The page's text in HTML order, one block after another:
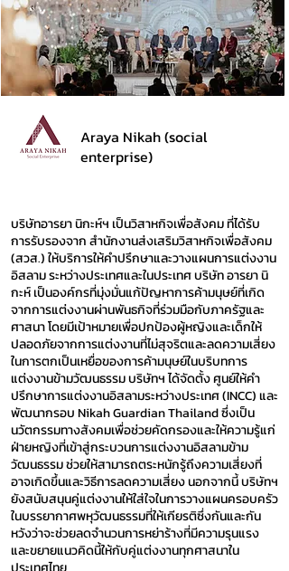
Araya Nikah (social
enterprise)
บริษัทอารยา นิกะห์ฯ เป็นวิสาหกิจเพื่อสังคม ที่ได้รับ
การรับรองจาก สำนักงานส่งเสริมวิสาหกิจเพื่อสังคม
(สวส.) ให้บริการให้คำปรึกษาและวางแผนการแต่งงาน
อิสลาม ระหว่างประเทศและในประเทศ บริษัท อารยา นิ
กะห์ เป็นองค์กรที่มุ่งมั่นแก้ปัญหาการค้ามนุษย์ที่เกิด
จากการแต่งงานผ่านพันธกิจที่ร่วมมือกับภาครัฐและ
ศาสนา โดยมีเป้าหมายเพื่อปกป้องผู้หญิงและเด็กให้
ปลอดภัยจากการแต่งงานที่ไม่สุจริตและลดความเสี่ยง
ในการตกเป็นเหยื่อของการค้ามนุษย์ในบริบทการ
แต่งงานข้ามวัฒนธรรม บริษัทฯ ได้จัดตั้ง ศูนย์ให้คำ
ปรึกษาการแต่งงานอิสลามระหว่างประเทศ (INCC) และ
พัฒนากรอบ Nikah Guardian Thailand ซึ่งเป็น
นวัตกรรมทางสังคมเพื่อช่วยคัดกรองและให้ความรู้แก่
ฝ่ายหญิงที่เข้าสู่กระบวนการแต่งงานอิสลามข้าม
วัฒนธรรม ช่วยให้สามารถตระหนักรู้ถึงความเสี่ยงที่
อาจเกิดขึ้นและวิธีการลดความเสี่ยง นอกจากนี้ บริษัทฯ
ยังสนับสนุนคู่แต่งงานให้ใส่ใจในการวางแผนครอบครัว
ในบรรยากาศพหุวัฒนธรรมที่ให้เกียรติซึ่งกันและกัน
หวังว่าจะช่วยลดจำนวนการหย่าร้างที่มีความรุนแรง
และขยายแนวคิดนี้ให้กับคู่แต่งงานทุกศาสนาใน